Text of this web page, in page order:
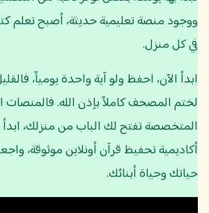
ووجود منصة تعليمية حديثة، أصبح تعلم
في كل منزل.
ابدأ الآن، احفظ ولو آية واحدة يومياً،
لختم المصحف كاملاً بإذن الله. فالمنصات
المتخصصة تفتح لك الباب من منزلك، ابدأ
أكاديمية تحفيظ قرآن أونلاين موثوقة،
حياتك وحياة أبنائك.